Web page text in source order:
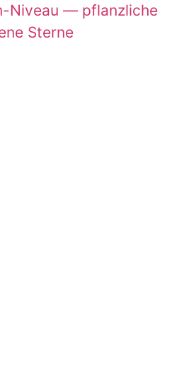
Niveau — pflanzliche
Sterne